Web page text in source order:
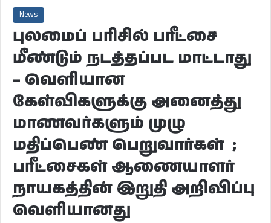
News
புலமைப் பரிசில் பரீட்சை
மீண்டும் நடத்தப்பட மாட்டாது
– வெளியான
கேள்விகளுக்கு அனைத்து
மாணவர்களும் முழு
மதிப்பெண் பெறுவார்கள் ;
பரீட்சைகள் ஆணையாளர்
நாயகத்தின் இறுதி அறிவிப்பு
வெளியானது